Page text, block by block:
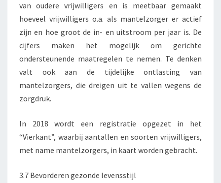
van oudere vrijwilligers en is meetbaar gemaakt
hoeveel vrijwilligers o.a. als mantelzorger er actief
zijn en hoe groot de in- en uitstroom per jaar is. De
cijfers maken het mogelijk om gerichte
ondersteunende maatregelen te nemen. Te denken
valt ook aan de tijdelijke ontlasting van
mantelzorgers, die dreigen uit te vallen wegens de
zorgdruk.
In 2018 wordt een registratie opgezet in het
“Vierkant”, waarbij aantallen en soorten vrijwilligers,
met name mantelzorgers, in kaart worden gebracht.
3.7 Bevorderen gezonde levensstijl